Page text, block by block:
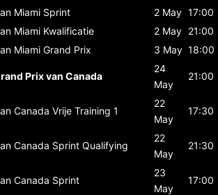
Miami Sprint 2 May 17:00
Miami Kwalificatie 2 May 21:00
Miami Grand Prix 3 May 18:00
Prix van Canada
24
May
21:00
Canada Vrije Training 1
22
May
17:30
Canada Sprint Qualifying
22
May
21:30
Canada Sprint
23
May
17:00